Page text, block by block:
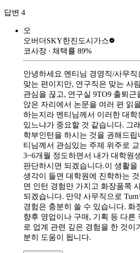
답변 4
오
오버더SKY한진도시가스
코사장 ∙ 채택률 89%
안녕하세요 멘티님 경영직/사무직
맞는 편이지만, 연구직은 맞는 사
관심을 끊고, 연구실 9TO9 출퇴근
앉은 자리에서 논문을 여러 편 읽
하는지라 멘티님께서 이러한 대학
있느냐가 중요할 것 같습니다. 그
학부인턴을 하시는 것을 권해드립
티님께서 관심있는 주제 위주로
3~6개월 정도하면서 내가 대학원
판단하시면 되겠습니다.이 생활을
생각이 들면 대학원에 진학하는
면 인턴 경험만 가지고 화장품쪽
되겠습니다. 만약 사무직으로
경험은 충분히 쓸 수 있습니다. 화
향후 영업이나 구매, 기획 등 다른
로 업계 관련 깊은 경험을 한 것이
분히 도움이 됩니다.